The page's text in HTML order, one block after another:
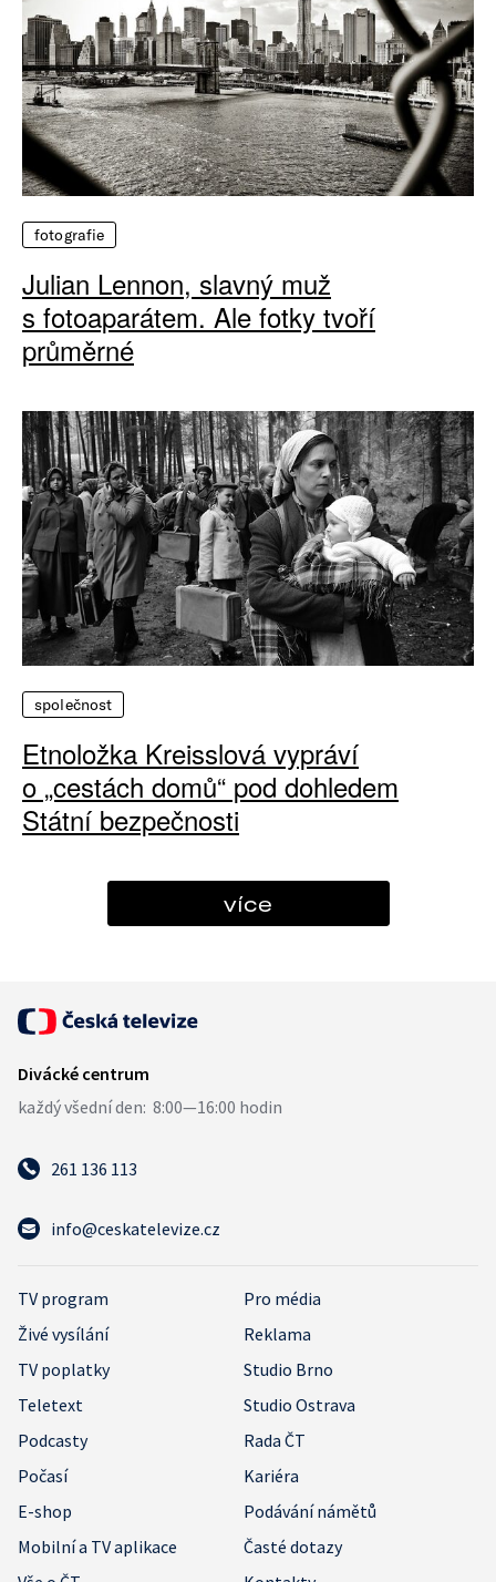
fotografie
Julian Lennon, slavný muž
s fotoaparátem. Ale fotky tvoří
průměrné
společnost
Etnoložka Kreisslová vypráví
o „cestách domů“ pod dohledem
Státní bezpečnosti
více
261 136 113
info@ceskatelevize.cz
TV program
Pro média
Živé vysílání
Reklama
TV poplatky
Studio Brno
Teletext
Studio Ostrava
Podcasty
Rada ČT
Počasí
Kariéra
E-shop
Podávání námětů
Mobilní a TV aplikace
Časté dotazy